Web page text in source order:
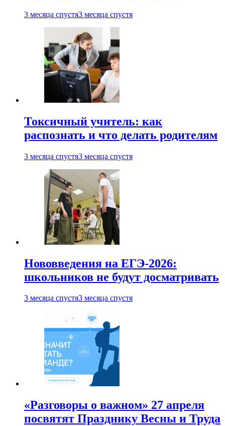
3 месяца спустя3 месяца спустя
Токсичный учитель: как
распознать и что делать родителям
3 месяца спустя3 месяца спустя
Нововведения на ЕГЭ-2026:
школьников не будут досматривать
3 месяца спустя3 месяца спустя
«Разговоры о важном» 27 апреля
посвятят Празднику Весны и Труда